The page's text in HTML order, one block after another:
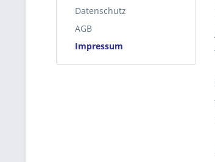
Datenschutz
AGB
Impressum